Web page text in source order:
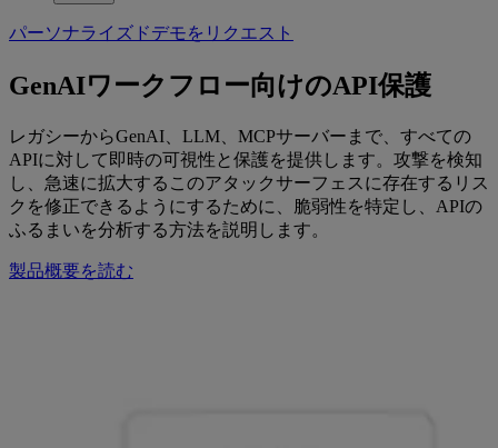
パーソナライズドデモをリクエスト
GenAIワークフロー向けのAPI保護
レガシーからGenAI、LLM、MCPサーバーまで、すべての
APIに対して即時の可視性と保護を提供します。攻撃を検知
し、急速に拡大するこのアタックサーフェスに存在するリス
クを修正できるようにするために、脆弱性を特定し、APIの
ふるまいを分析する方法を説明します。
製品概要を読む